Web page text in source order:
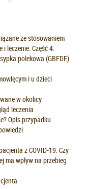
ze stosowaniem
leczenie. Część 4.
polekowa (GBFDE)
i u dzieci
w okolicy
leczenia
Opis przypadku
z COVID-19. Czy
ma wpływ na przebieg